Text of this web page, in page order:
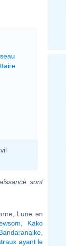
sont
Lune en
Kako
ayant le